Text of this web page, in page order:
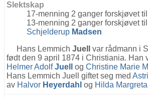
Slektskap
17-menning 2 ganger forskjøvet til
13-menning 2 ganger forskjøvet til
Schjelderup Madsen
Hans Lemmich Juell
var rådmann i
født den 9 april 1874 i Christiania. Han
Helmer AdolfJuell og Christine Marie
Hans Lemmich Juell giftet seg med
av Halvor Heyerdahl og Hilda Margreta